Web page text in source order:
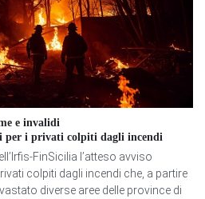
e invalidi
per i privati colpiti dagli incendi
FinSicilia l’atteso avviso
colpiti dagli incendi che, a partire
diverse aree delle province di